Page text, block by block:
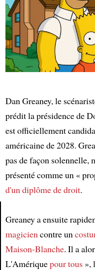
Article
Dan Greaney, le
prédit la présidence de
est officiellement
américaine de 2028.
pas de façon solennelle,
présenté comme un «
d'un diplôme de droit.
Greaney a ensuite
magicien contre un
Maison-Blanche. Il a
L'Amériquepour tous»,